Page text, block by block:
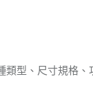
類型、尺寸規格